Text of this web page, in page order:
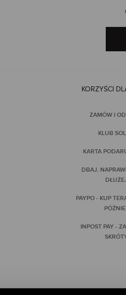
KORZYŚCI
ZAMÓW I
KLUB
KARTA
DBAJ,
PAYPO - KUP
INPOST PAY -